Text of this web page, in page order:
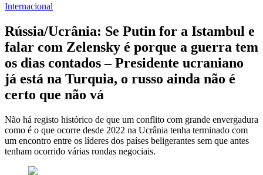
Internacional
Rússia/Ucrânia: Se Putin for a Istambul e
falar com Zelensky é porque a guerra tem
os dias contados – Presidente ucraniano
já está na Turquia, o russo ainda não é
certo que não vá
Não há registo histórico de que um conflito com grande envergadura
como é o que ocorre desde 2022 na Ucrânia tenha terminado com
um encontro entre os líderes dos países beligerantes sem que antes
tenham ocorrido várias rondas negociais.